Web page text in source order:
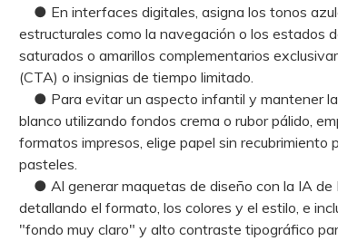
● En interfaces digitales, asigna los tonos
estructurales como la navegación o los estados
saturados o amarillos complementarios
(CTA) o insignias de tiempo limitado.
● Para evitar un aspecto infantil y mantener la
blanco utilizando fondos crema o rubor pálido,
formatos impresos, elige papel sin recubrimiento
pasteles.
● Al generar maquetas de diseño con la IA de
detallando el formato, los colores y el estilo, e
"fondo muy claro" y alto contraste tipográfico